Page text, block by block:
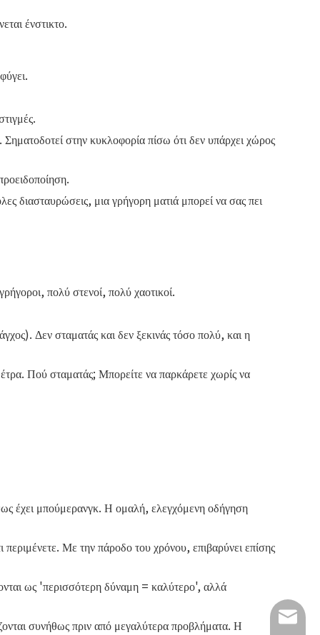
ένστικτο.
στην κυκλοφορία πίσω ότι δεν υπάρχει χώρος
διασταυρώσεις, μια γρήγορη ματιά μπορεί να σας πει
πολύ στενοί, πολύ χαοτικοί.
Δεν σταματάς και δεν ξεκινάς τόσο πολύ, και η
Πού σταματάς; Μπορείτε να παρκάρετε χωρίς να
έχει μπούμερανγκ. Η ομαλή, ελεγχόμενη οδήγηση
Με την πάροδο του χρόνου, επιβαρύνει επίσης
ως 'περισσότερη δύναμη = καλύτερο', αλλά
συνήθως πριν από μεγαλύτερα προβλήματα. Η